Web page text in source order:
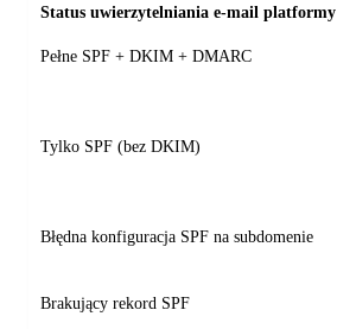
Status uwierzytelniania e-mail platformy
Pełne SPF + DKIM + DMARC
Tylko SPF (bez DKIM)
Błędna konfiguracja SPF na subdomenie
Brakujący rekord SPF